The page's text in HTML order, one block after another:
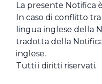
La presente Notifica
In caso di conflitto
lingua inglese della
tradotta della
inglese.
Tutti i diritti riservati.